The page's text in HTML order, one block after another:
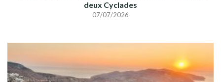
deux Cyclades
07/07/2026